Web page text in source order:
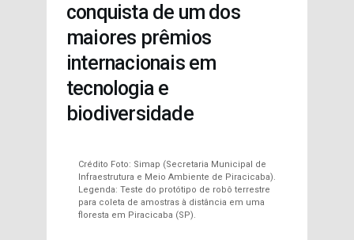
conquista de um dos
maiores prêmios
internacionais em
tecnologia e
biodiversidade
Crédito Foto: Simap (Secretaria Municipal de
Infraestrutura e Meio Ambiente de Piracicaba).
Legenda: Teste do protótipo de robô terrestre
para coleta de amostras à distância em uma
floresta em Piracicaba (SP).